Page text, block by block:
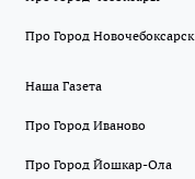
Про Город Новочебоксарск
Наша Газета
Про Город Иваново
Про Город Йошкар-Ола